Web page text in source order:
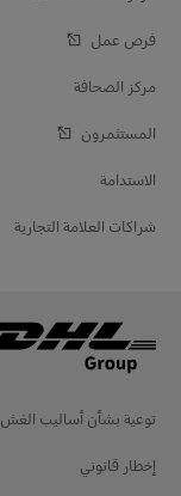
فرص عمل
مركز الصحافة
المستثمرون
الاستدامة
شراكات العلامة التجارية
توعية بشأن أساليب الغش
إخطار قانوني